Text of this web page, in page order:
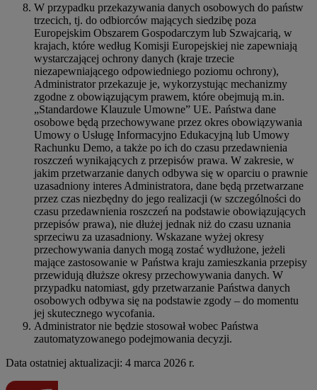
W przypadku przekazywania danych osobowych do państw
trzecich, tj. do odbiorców mających siedzibę poza
Europejskim Obszarem Gospodarczym lub Szwajcarią, w
krajach, które według Komisji Europejskiej nie zapewniają
wystarczającej ochrony danych (kraje trzecie
niezapewniającego odpowiedniego poziomu ochrony),
Administrator przekazuje je, wykorzystując mechanizmy
zgodne z obowiązującym prawem, które obejmują m.in.
„Standardowe Klauzule Umowne” UE. Państwa dane
osobowe będą przechowywane przez okres obowiązywania
Umowy o Usługę Informacyjno Edukacyjną lub Umowy
Rachunku Demo, a także po ich do czasu przedawnienia
roszczeń wynikających z przepisów prawa. W zakresie, w
jakim przetwarzanie danych odbywa się w oparciu o prawnie
uzasadniony interes Administratora, dane będą przetwarzane
przez czas niezbędny do jego realizacji (w szczególności do
czasu przedawnienia roszczeń na podstawie obowiązujących
przepisów prawa), nie dłużej jednak niż do czasu uznania
sprzeciwu za uzasadniony. Wskazane wyżej okresy
przechowywania danych mogą zostać wydłużone, jeżeli
mające zastosowanie w Państwa kraju zamieszkania przepisy
przewidują dłuższe okresy przechowywania danych. W
przypadku natomiast, gdy przetwarzanie Państwa danych
osobowych odbywa się na podstawie zgody – do momentu
jej skutecznego wycofania.
Administrator nie będzie stosował wobec Państwa
zautomatyzowanego podejmowania decyzji.
Data ostatniej aktualizacji: 4 marca 2026 r.